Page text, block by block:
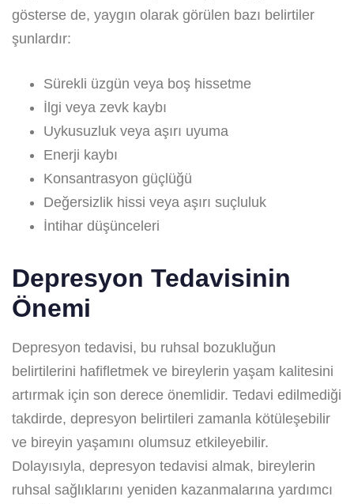
gösterse de, yaygın olarak görülen bazı belirtiler
şunlardır:
Sürekli üzgün veya boş hissetme
İlgi veya zevk kaybı
Uykusuzluk veya aşırı uyuma
Enerji kaybı
Konsantrasyon güçlüğü
Değersizlik hissi veya aşırı suçluluk
İntihar düşünceleri
Depresyon Tedavisinin
Önemi
Depresyon tedavisi, bu ruhsal bozukluğun
belirtilerini hafifletmek ve bireylerin yaşam kalitesini
artırmak için son derece önemlidir. Tedavi edilmediği
takdirde, depresyon belirtileri zamanla kötüleşebilir
ve bireyin yaşamını olumsuz etkileyebilir.
Dolayısıyla, depresyon tedavisi almak, bireylerin
ruhsal sağlıklarını yeniden kazanmalarına yardımcı